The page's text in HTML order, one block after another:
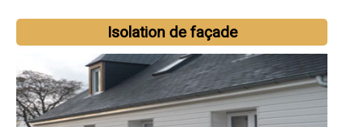
Isolation de façade